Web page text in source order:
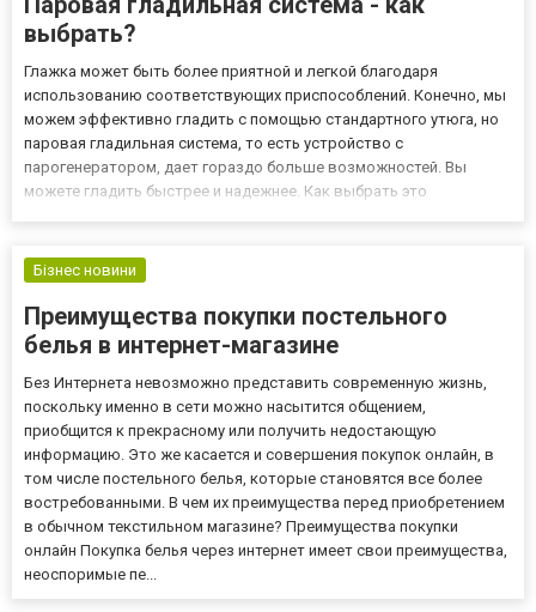
выбрать?
Глажка может быть более приятной и легкой благодаря
использованию соответствующих приспособлений. Конечно, мы
можем эффективно гладить с помощью стандартного утюга, но
паровая гладильная система, то есть устройство с
парогенератором, дает гораздо больше возможностей. Вы
можете гладить быстрее и надежнее. Как выбрать это
решение,работающее в первую очередь...
Бізнес новини
Преимущества покупки постельного
белья в интернет-магазине
Без Интернета невозможно представить современную жизнь,
поскольку именно в сети можно насытится общением,
приобщится к прекрасному или получить недостающую
информацию. Это же касается и совершения покупок онлайн, в
том числе постельного белья, которые становятся все более
востребованными. В чем их преимущества перед приобретением
в обычном текстильном магазине? Преимущества покупки
онлайн Покупка белья через интернет имеет свои преимущества,
неоспоримые пе...